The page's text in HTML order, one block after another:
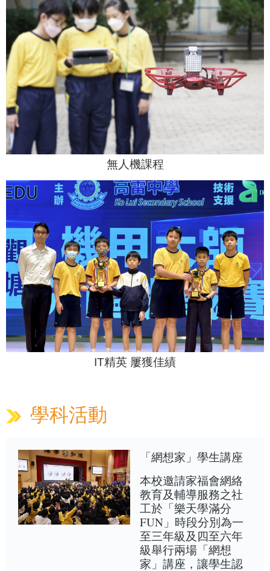
無人機課程
IT精英 屢獲佳績
學科活動
「網想家」學生講座
本校邀請家福會網絡
教育及輔導服務之社
工於「樂天學滿分
FUN」時段分別為一
至三年級及四至六年
級舉行兩場「網想
家」講座，讓學生認